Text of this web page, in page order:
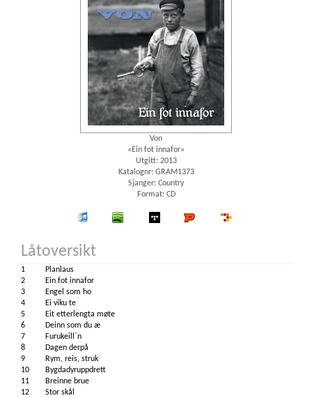
Von
«Ein fot innafor»
Utgitt: 2013
Katalognr: GRAM1373
Sjanger: Country
Format: CD
iTunes spotify wimp Platekompaniet
Låtoversikt
1
Planlaus
2
Ein fot innafor
3
Engel som ho
4
Ei viku te
5
Eit etterlengta møte
6
Deinn som du æ
7
Furukeill`n
8
Dagen derpå
9
Rym, reis, struk
10
Bygdadyruppdrett
11
Breinne brue
12
Stor skål